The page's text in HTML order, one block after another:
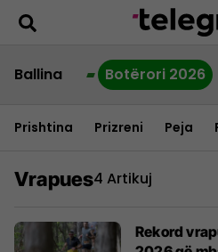
Ballina Botërori 2026
Prishtina Prizreni Peja
Vrapues4 Artikuj
Rekord